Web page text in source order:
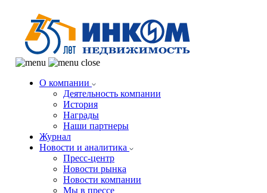
О компании
Деятельность компании
История
Награды
Наши партнеры
Журнал
Новости и аналитика
Пресс-центр
Новости рынка
Новости компании
Мы в прессе